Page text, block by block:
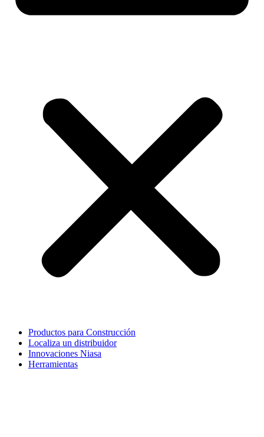
Productos para Construcción
Localiza un distribuidor
Innovaciones Niasa
Herramientas